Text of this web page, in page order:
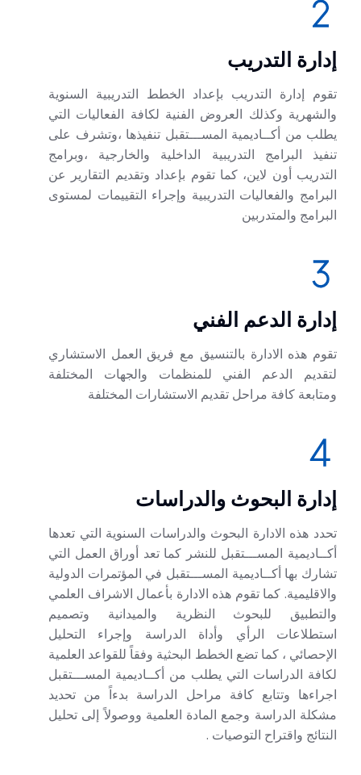
إدارة التدريب
تقوم إدارة التدريب بإعداد الخطط التدريبية السنوية
والشهرية وكذلك العروض الفنية لكافة الفعاليات التي
يطلب من أكــاديمية المســـتقبل تنفيذها ،وتشرف على
تنفيذ البرامج التدريبية الداخلية والخارجية ،وبرامج
التدريب أون لاين، كما تقوم بإعداد وتقديم التقارير عن
البرامج والفعاليات التدريبية وإجراء التقييمات لمستوى
البرامج والمتدربين
إدارة الدعم الفني
تقوم هذه الادارة بالتنسيق مع فريق العمل الاستشاري
لتقديم الدعم الفني للمنظمات والجهات المختلفة
ومتابعة كافة مراحل تقديم الاستشارات المختلفة
إدارة البحوث والدراسات
تحدد هذه الادارة البحوث والدراسات السنوية التي تعدها
أكــاديمية المســـتقبل للنشر كما تعد أوراق العمل التي
تشارك بها أكــاديمية المســـتقبل في المؤتمرات الدولية
والاقليمية. كما تقوم هذه الادارة بأعمال الاشراف العلمي
والتطبيق للبحوث النظرية والميدانية وتصميم
استطلاعات الرأي وأداة الدراسة وإجراء التحليل
الإحصائي ، كما تضع الخطط البحثية وفقاً للقواعد العلمية
لكافة الدراسات التي يطلب من أكــاديمية المســـتقبل
اجراءها وتتابع كافة مراحل الدراسة بدءاً من تحديد
مشكلة الدراسة وجمع المادة العلمية ووصولاً إلى تحليل
النتائج واقتراح التوصيات .